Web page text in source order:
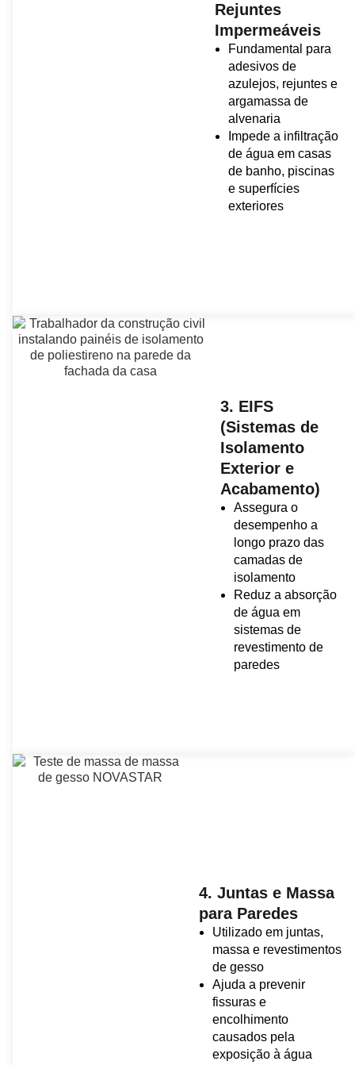
Rejuntes
Impermeáveis
Fundamental para
adesivos de
azulejos, rejuntes e
argamassa de
alvenaria
Impede a infiltração
de água em casas
de banho, piscinas
e superfícies
exteriores
3. EIFS
(Sistemas de
Isolamento
Exterior e
Acabamento)
Assegura o
desempenho a
longo prazo das
camadas de
isolamento
Reduz a absorção
de água em
sistemas de
revestimento de
paredes
4. Juntas e Massa
para Paredes
Utilizado em juntas,
massa e revestimentos
de gesso
Ajuda a prevenir
fissuras e
encolhimento
causados pela
exposição à água